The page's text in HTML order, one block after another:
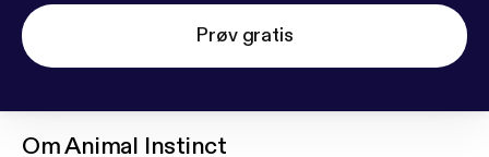
Prøv gratis
OmAnimal Instinct